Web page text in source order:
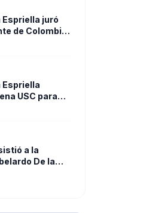
Espriella juró
de Colombia
presidencial
Espriella
USC para
de
a la
De la
las dudas